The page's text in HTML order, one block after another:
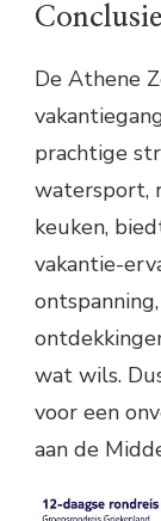
Conclusie
De Athene
prachtige
watersport,
keuken,
vakantie-
wat wils.
voor een
aan de